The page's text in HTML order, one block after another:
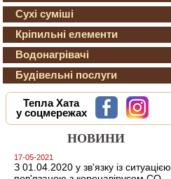
Сухі суміші
Кріпильні елементи
Водонагрівачі
Будівельні послуги
Тепла Хата
у соцмережах
НОВИНИ
17-05-2021
З 01.04.2020 у зв'язку із ситуацією,